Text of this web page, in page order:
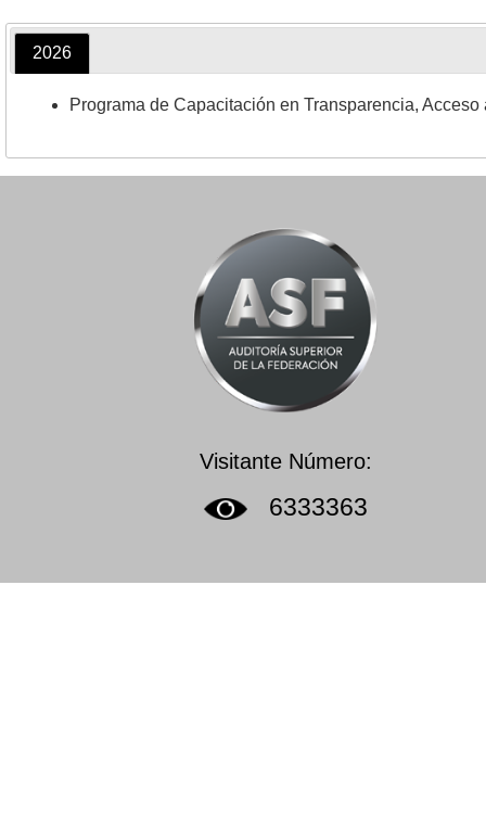
2026
Programa de Capacitación en Transparencia,
Visitante Número:
6333363